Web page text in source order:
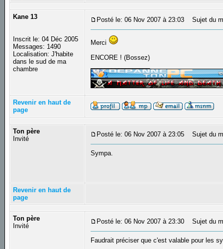
Kane 13
Inscrit le: 04 Déc 2005
Messages: 1490
Localisation: J'habite
dans le sud de ma
chambre
Posté le: 06 Nov 2007 à 23:03 Sujet du
Merci
ENCORE ! (Bossez)
Revenir en haut de
page
Ton père
Invité
Posté le: 06 Nov 2007 à 23:05 Sujet du
Sympa.
Revenir en haut de
page
Ton père
Invité
Posté le: 06 Nov 2007 à 23:30 Sujet du
Faudrait préciser que c'est valable pour les